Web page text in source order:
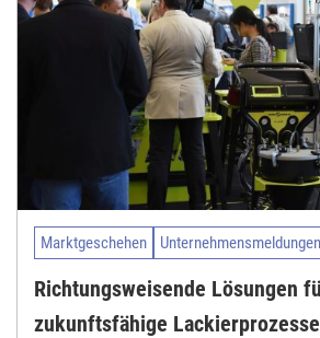
Marktgeschehen Unternehmensmeldungen
Richtungsweisende Lösungen
zukunftsfähige Lackierprozesse